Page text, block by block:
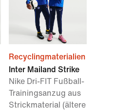
Recyclingmaterialien
Inter Mailand Strike
Nike Dri-FIT Fußball-
Trainingsanzug aus
Strickmaterial (ältere